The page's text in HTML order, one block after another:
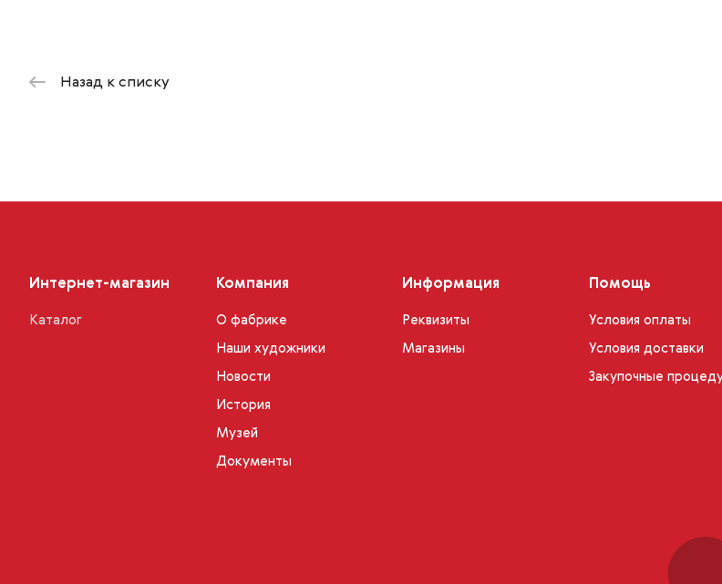
Назад к списку
Интернет-магазин
Каталог
Компания
О фабрике
Наши художники
Новости
История
Музей
Документы
Информация
Реквизиты
Магазины
Помощь
Условия оплаты
Условия доставки
Закупочные